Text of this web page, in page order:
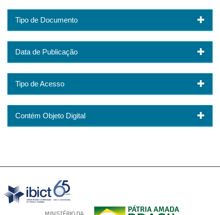
Tipo de Documento
Data de Publicação
Tipo de Acesso
Contém Objeto Digital